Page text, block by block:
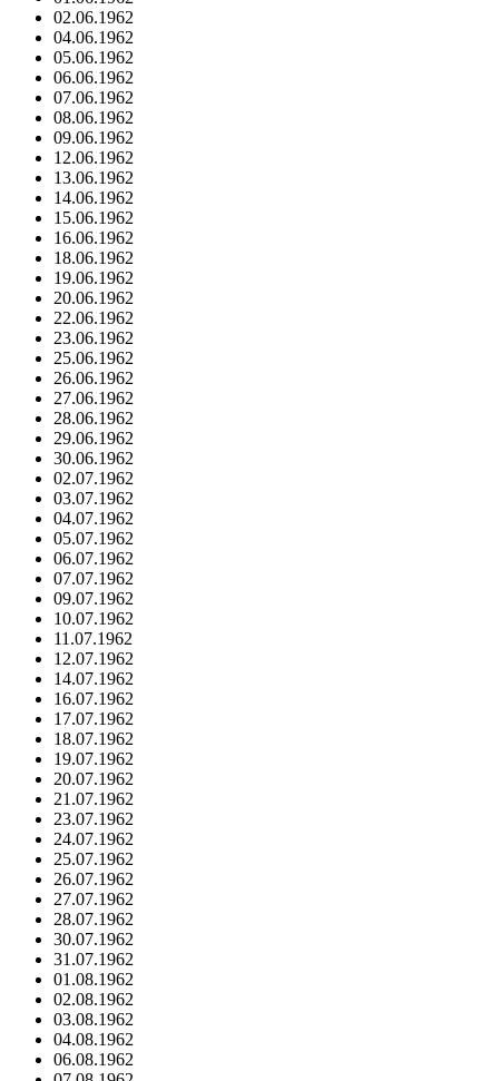
02.06.1962
04.06.1962
05.06.1962
06.06.1962
07.06.1962
08.06.1962
09.06.1962
12.06.1962
13.06.1962
14.06.1962
15.06.1962
16.06.1962
18.06.1962
19.06.1962
20.06.1962
22.06.1962
23.06.1962
25.06.1962
26.06.1962
27.06.1962
28.06.1962
29.06.1962
30.06.1962
02.07.1962
03.07.1962
04.07.1962
05.07.1962
06.07.1962
07.07.1962
09.07.1962
10.07.1962
11.07.1962
12.07.1962
14.07.1962
16.07.1962
17.07.1962
18.07.1962
19.07.1962
20.07.1962
21.07.1962
23.07.1962
24.07.1962
25.07.1962
26.07.1962
27.07.1962
28.07.1962
30.07.1962
31.07.1962
01.08.1962
02.08.1962
03.08.1962
04.08.1962
06.08.1962